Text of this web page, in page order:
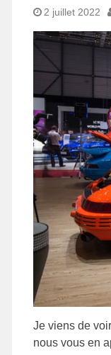
2 juillet 2022
Je viens de
nous vous en